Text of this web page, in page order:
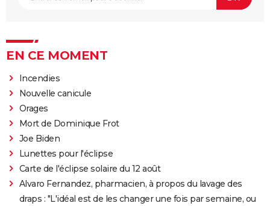
EN CE MOMENT
Incendies
Nouvelle canicule
Orages
Mort de Dominique Frot
Joe Biden
Lunettes pour l'éclipse
Carte de l'éclipse solaire du 12 août
Alvaro Fernandez, pharmacien, à propos du lavage des
draps : "L'idéal est de les changer une fois par semaine, ou